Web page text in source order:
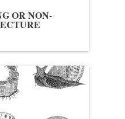
OR NON-